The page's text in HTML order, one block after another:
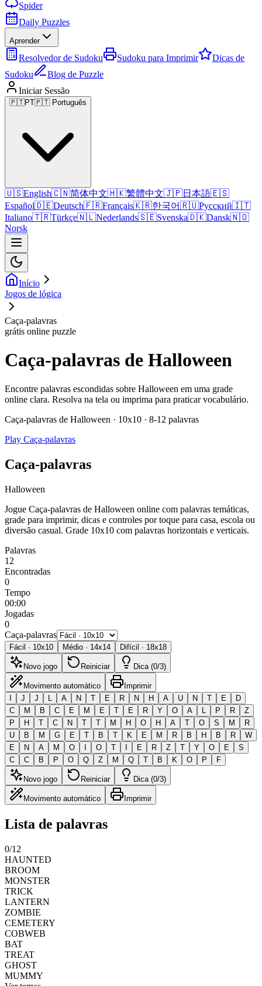
Spider
Daily Puzzles
Aprender
Resolvedor de Sudoku Sudoku para Imprimir
Dicas de
Sudoku
Blog de Puzzle
Iniciar Sessão
🇵🇹PT🇵🇹 Português
🇺🇸English🇨🇳简体中文🇭🇰繁體中文🇯🇵日本語🇪🇸
Español🇩🇪Deutsch🇫🇷Français🇰🇷한국어🇷🇺Русский🇮🇹
Italiano🇹🇷Türkçe🇳🇱Nederlands🇸🇪Svenska🇩🇰Dansk🇳🇴
Norsk
Início
Jogos de lógica
Caça-palavras
grátis online puzzle
Caça-palavras de Halloween
Encontre palavras escondidas sobre Halloween em uma grade
online clara. Resolva na tela ou imprima para praticar vocabulário.
Caça-palavras de Halloween · 10x10 · 8-12 palavras
Play Caça-palavras
Caça-palavras
Halloween
Jogue Caça-palavras de Halloween online com palavras temáticas,
grade para imprimir, dicas e controles por toque para casa, escola ou
diversão casual. Grade 10x10 com palavras horizontais e verticais.
Palavras
12
Encontradas
0
Tempo
00:00
Jogadas
0
Caça-palavras
Fácil · 10x10 Médio · 14x14 Difícil · 18x18
Novo jogo Reiniciar Dica (0/3)
Movimento automático
Imprimir
I
J J L A N T E R N H A U N T E
D
C
M B C E M E T E R Y O A L P R
Z
P
H T C N T T M H O H A T O S M
R
U
B M G E T B T K E M R B H B R
W
E
N A M O I O T I E R Z T Y O E
S
C
C B P O Q Z M Q T B K O P F
Novo jogo Reiniciar Dica (0/3)
Movimento automático Imprimir
Lista de palavras
0/12
HAUNTED
BROOM
MONSTER
TRICK
LANTERN
ZOMBIE
CEMETERY
COBWEB
BAT
TREAT
GHOST
MUMMY